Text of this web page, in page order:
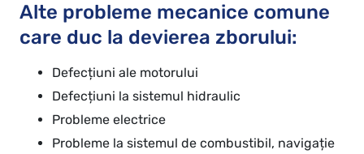
Alte probleme mecanice comune
care duc la devierea zborului:
Defecțiuni ale motorului
Defecțiuni la sistemul hidraulic
Probleme electrice
Probleme la sistemul de combustibil, navigație